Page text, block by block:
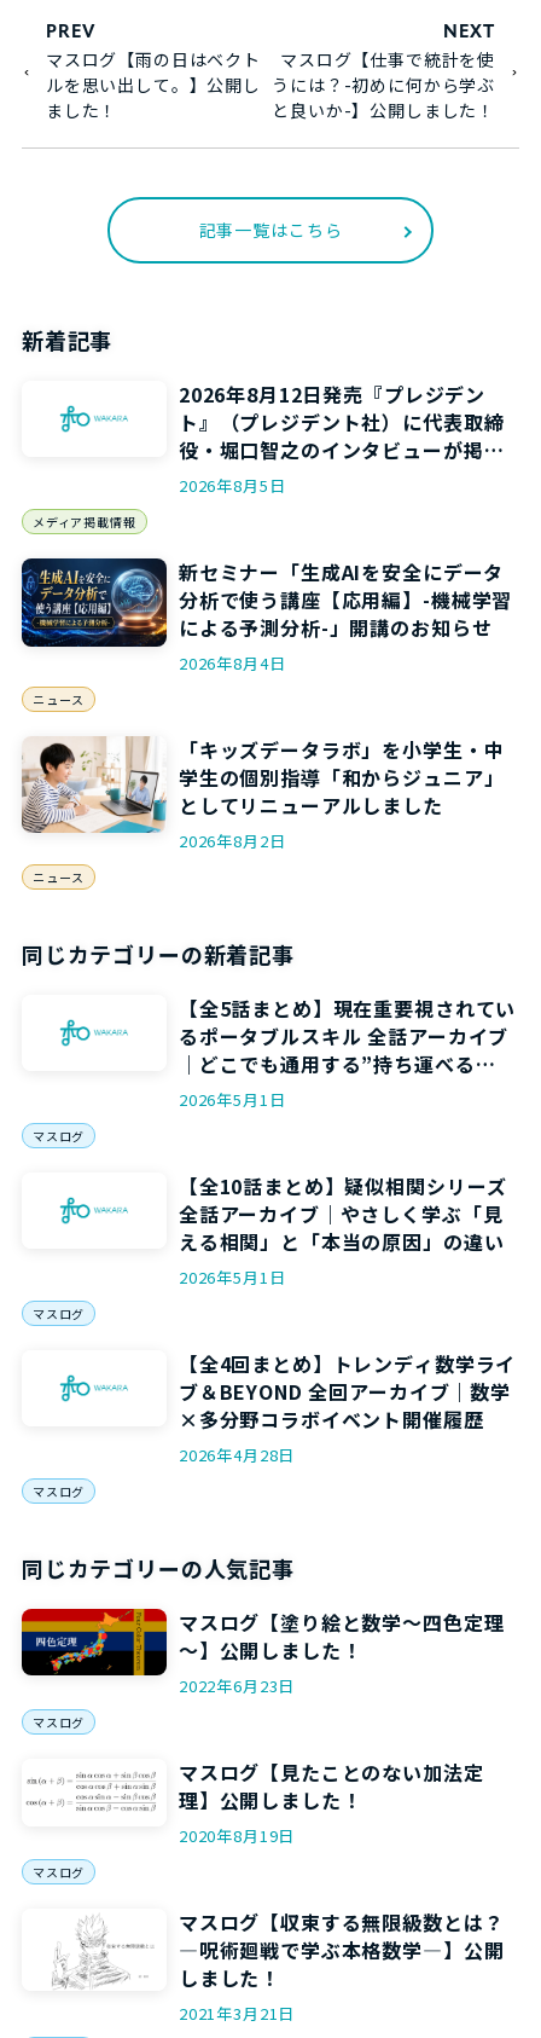
PREV
マスログ【雨の日はベクト
ルを思い出して。】公開し
ました！
NEXT
マスログ【仕事で統計を使
うには？-初めに何から学ぶ
と良いか-】公開しました！
記事一覧はこちら
新着記事
2026年8月12日発売『プレジデン
ト』（プレジデント社）に代表取締
役・堀口智之のインタビューが掲載
されます
2026年8月5日
メディア掲載情報
新セミナー「生成AIを安全にデータ
分析で使う講座【応用編】-機械学習
による予測分析-」開講のお知らせ
2026年8月4日
ニュース
「キッズデータラボ」を小学生・中
学生の個別指導「和からジュニア」
としてリニューアルしました
2026年8月2日
ニュース
同じカテゴリーの新着記事
【全5話まとめ】現在重要視されてい
るポータブルスキル 全話アーカイブ
｜どこでも通用する”持ち運べる
力”を5回で身につける
2026年5月1日
マスログ
【全10話まとめ】疑似相関シリーズ
全話アーカイブ｜やさしく学ぶ「見
える相関」と「本当の原因」の違い
2026年5月1日
マスログ
【全4回まとめ】トレンディ数学ライ
ブ＆BEYOND 全回アーカイブ｜数学
×多分野コラボイベント開催履歴
2026年4月28日
マスログ
同じカテゴリーの人気記事
マスログ【塗り絵と数学～四色定理
～】公開しました！
2022年6月23日
マスログ
マスログ【見たことのない加法定
理】公開しました！
2020年8月19日
マスログ
マスログ【収束する無限級数とは？
―呪術廻戦で学ぶ本格数学―】公開
しました！
2021年3月21日